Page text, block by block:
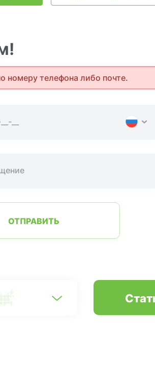
номеру телефона либо почте.
ОТПРАВИТЬ